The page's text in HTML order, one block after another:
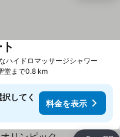
ハイドロマッサージシャワー
堂まで0.8 km
してく
料金を表示